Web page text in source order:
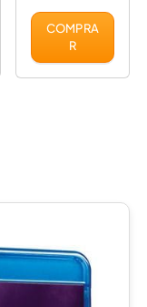
(DVD)
COMPRA
R